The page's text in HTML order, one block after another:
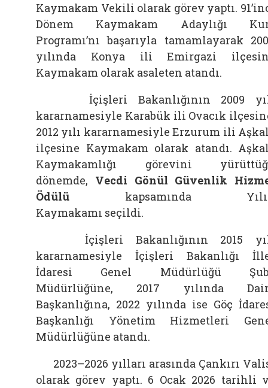
Kaymakam Vekili olarak görev yaptı.
Dönem Kaymakam Adaylığı
Programı’nı başarıyla tamamlayarak
yılında Konya ili Emirgazi
Kaymakam olarak asaleten atandı.
İçişleri Bakanlığının 2009
kararnamesiyle Karabük ili Ovacık
2012 yılı kararnamesiyle Erzurum ili
ilçesine Kaymakam olarak atandı.
Kaymakamlığı görevini
dönemde, Vecdi Gönül Güvenlik
Ödülü kapsamında
Kaymakamı seçildi.
İçişleri Bakanlığının 2015
kararnamesiyle İçişleri Bakanlığı
İdaresi Genel Müdürlüğü
Müdürlüğüne, 2017 yılında
Başkanlığına, 2022 yılında ise Göç
Başkanlığı Yönetim Hizmetleri
Müdürlüğüne atandı.
2023–2026 yılları arasında Çankırı
olarak görev yaptı. 6 Ocak 2026 tarihli